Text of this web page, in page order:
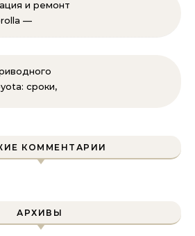
и ремонт
—
сроки,
КОММЕНТАРИИ
АРХИВЫ